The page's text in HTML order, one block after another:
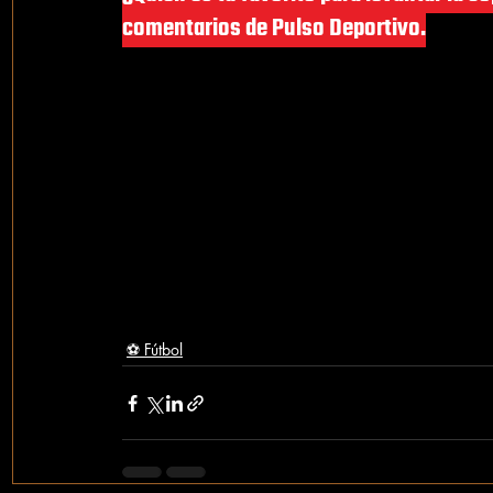
comentarios de Pulso Deportivo.
⚽ Fútbol